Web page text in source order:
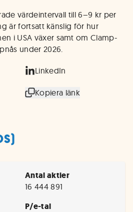
värdeintervall till 6–9 kr per
är fortsatt känslig för hur
i USA växer samt om Clamp-
under 2026.
LinkedIn
Kopiera länk
Antal aktier
16 444 891
P/e-tal